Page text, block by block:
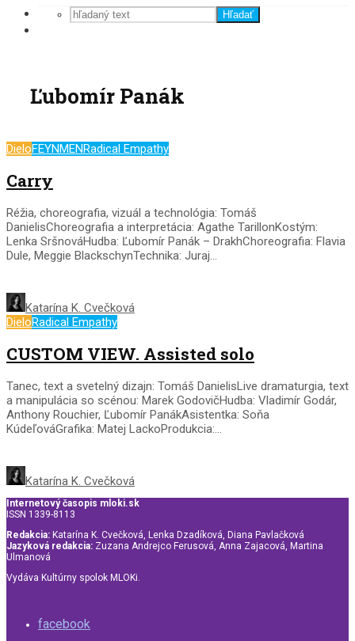
Hľadať
Ľubomír Panák
DieloFEYNMENRadical Empathy
Carry
Réžia, choreografia, vizuál a technológia: Tomáš
DanielisChoreografia a interpretácia: Agathe TarillonKostým:
Lenka SršnováHudba: Ľubomír Panák – DrakhChoreografia: Flavia
Dule, Meggie BlackschynTechnika: Juraj...
Katarína K. Cvečková
DieloRadical Empathy
CUSTOM VIEW. Assisted solo
Tanec, text a svetelný dizajn: Tomáš DanielisLive dramaturgia, text
a manipulácia so scénou: Marek GodovičHudba: Vladimír Godár,
Anthony Rouchier, Ľubomír PanákAsistentka: Soňa
KúdeľováGrafika: Matej LackoProdukcia:...
Katarína K. Cvečková
Internetový časopis mloki.sk
ISSN 1339-8113
Redakcia: Katarína K. Cvečková, Lenka Dzadíková, Diana Pavlačková
Jazyková redakcia: Zuzana Andrejco Ferusová, Anna Zajacová, Martina
Ulmanová
Vydáva Kultúrny spolok MLOKi.
facebook